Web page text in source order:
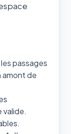
passages
amont de
valide.